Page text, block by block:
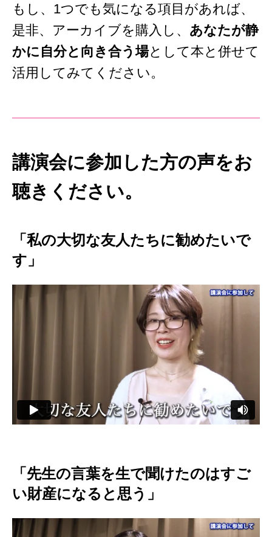
もし、1つでも気になる項目があれば、
是非、アーカイブを購入し、 あなたが静
かに自分と向き合う場として本と併せて
活用してみてください。
講演会に参加した方の声をお
聴きください。
「私の大切な友人たちに勧めたいで
す」
「先生の言葉を生で聞けたのはすご
い財産になると思う」